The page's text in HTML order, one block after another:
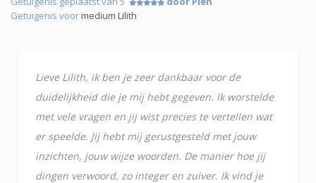
Getuigenis voormedium Lilith
Lieve Lilith, ik ben je zeer dankbaar voor de
duidelijkheid die je mij hebt gegeven. Ik worstelde
met vele vragen en jij wist precies te vertellen wat
er speelde. Jij hebt mij gerustgesteld met jouw
inzichten, jouw wijze woorden. De manier hoe jij
dingen verwoord, zo integer en zuiver. Ik vind je